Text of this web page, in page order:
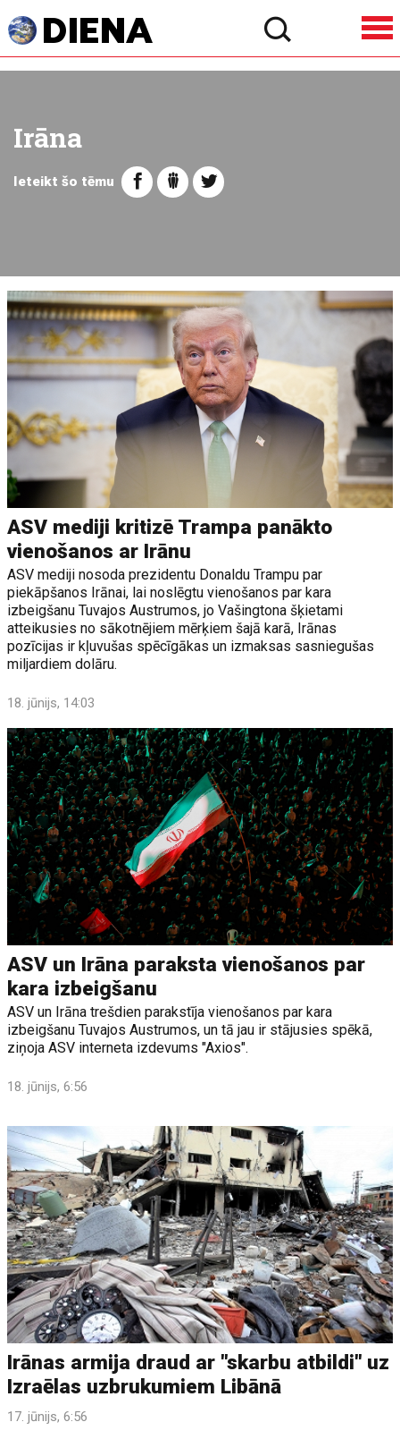
Irāna
Ieteikt šo tēmu
ASV mediji kritizē Trampa panākto
vienošanos ar Irānu
ASV mediji nosoda prezidentu Donaldu Trampu par
piekāpšanos Irānai, lai noslēgtu vienošanos par kara
izbeigšanu Tuvajos Austrumos, jo Vašingtona šķietami
atteikusies no sākotnējiem mērķiem šajā karā, Irānas
pozīcijas ir kļuvušas spēcīgākas un izmaksas sasniegušas
miljardiem dolāru.
18. jūnijs, 14:03
ASV un Irāna paraksta vienošanos par
kara izbeigšanu
ASV un Irāna trešdien parakstīja vienošanos par kara
izbeigšanu Tuvajos Austrumos, un tā jau ir stājusies spēkā,
ziņoja ASV interneta izdevums "Axios".
18. jūnijs, 6:56
Irānas armija draud ar "skarbu atbildi" uz
Izraēlas uzbrukumiem Libānā
17. jūnijs, 6:56